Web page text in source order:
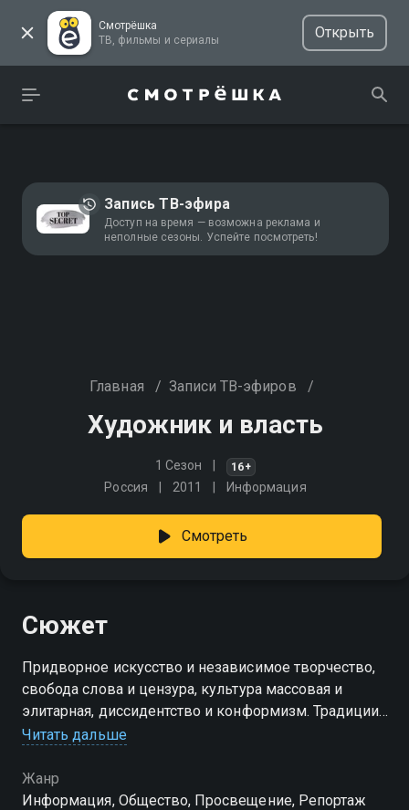
Смотрёшка
ТВ, фильмы и сериалы
Открыть
Запись ТВ-эфира
Доступ на время — возможна реклама и
неполные сезоны. Успейте посмотреть!
Главная / Записи ТВ-эфиров /
Художник и власть
1 Сезон 16+
Россия 2011 Информация
Смотреть
Сюжет
Придворное искусство и независимое творчество,
свобода слова и цензура, культура массовая и
элитарная, диссидентство и конформизм. Традиции
взаимоотношений власти и творческой
Читать дальше
Жанр
Информация, Общество, Просвещение, Репортаж